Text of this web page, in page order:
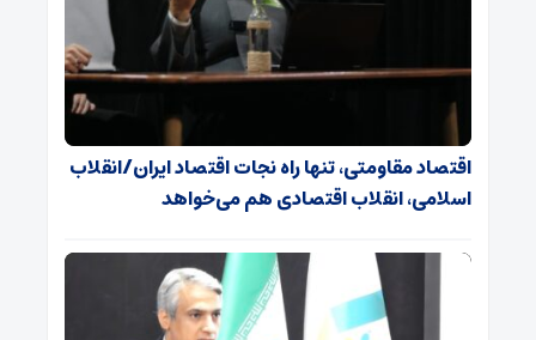
اقتصاد مقاومتی، تنها راه نجات اقتصاد ایران/انقلاب
اسلامی، انقلاب اقتصادی هم می‌خواهد